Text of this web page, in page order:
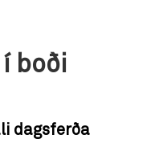
í boði
dagsferða